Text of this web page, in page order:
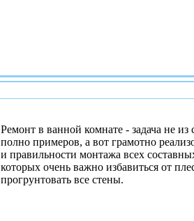
Ремонт в ванной комнате - задача не
полно примеров, а вот грамотно
и правильности монтажа всех
которых очень важно избавиться от
прогрунтовать все стены.